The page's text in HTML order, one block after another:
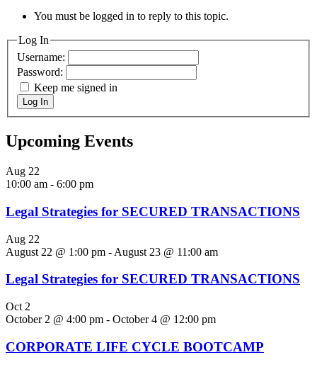
You must be logged in to reply to this topic.
Log In
Username:
Password:
Keep me signed in
Log In
Upcoming Events
Aug 22
10:00 am - 6:00 pm
Legal Strategies for SECURED TRANSACTIONS
Aug 22
August 22 @ 1:00 pm - August 23 @ 11:00 am
Legal Strategies for SECURED TRANSACTIONS
Oct 2
October 2 @ 4:00 pm - October 4 @ 12:00 pm
CORPORATE LIFE CYCLE BOOTCAMP